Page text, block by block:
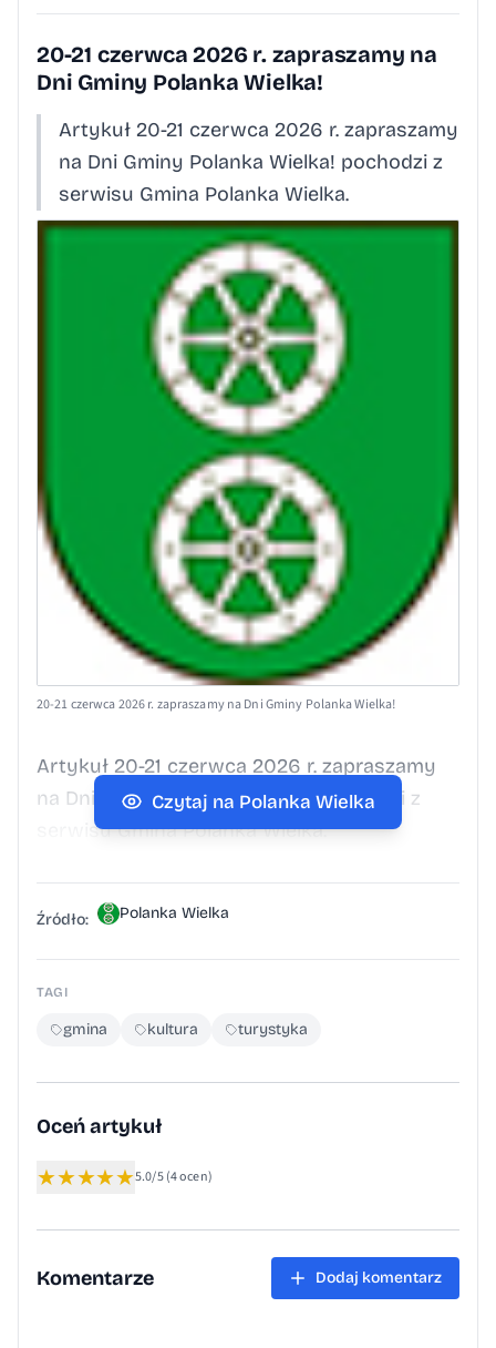
20-21 czerwca 2026 r. zapraszamy na
Dni Gminy Polanka Wielka!
Artykuł 20-21 czerwca 2026 r. zapraszamy
na Dni Gminy Polanka Wielka! pochodzi z
serwisu Gmina Polanka Wielka.
20-21 czerwca 2026 r. zapraszamy na Dni Gminy Polanka Wielka!
Artykuł 20-21 czerwca 2026 r. zapraszamy
na Dni Gminy Polanka Wielka! pochodzi z
serwisu Gmina Polanka Wielka.
Czytaj na Polanka Wielka
Źródło: Polanka Wielka
TAGI
gmina kultura turystyka
Oceń artykuł
★★★★★5.0/5(4 ocen)
Komentarze Dodaj komentarz